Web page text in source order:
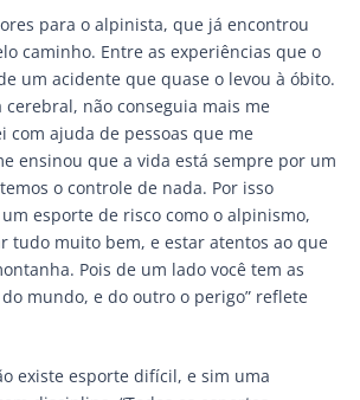
para o alpinista, que já encontrou
caminho. Entre as experiências que o
um acidente que quase o levou à óbito.
cerebral, não conseguia mais me
com ajuda de pessoas que me
ensinou que a vida está sempre por um
o controle de nada. Por isso
esporte de risco como o alpinismo,
tudo muito bem, e estar atentos ao que
Pois de um lado você tem as
mundo, e do outro o perigo” reflete
existe esporte difícil, e sim uma